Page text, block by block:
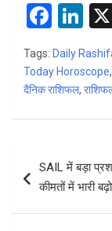
F
a
ce
b
o
k
Li
n
ke
dI
n
Tags: Daily
Today Horoscope,
दैनिक राशिफल,
navigation
SAIL में बड़ा
कीमतों में भारी